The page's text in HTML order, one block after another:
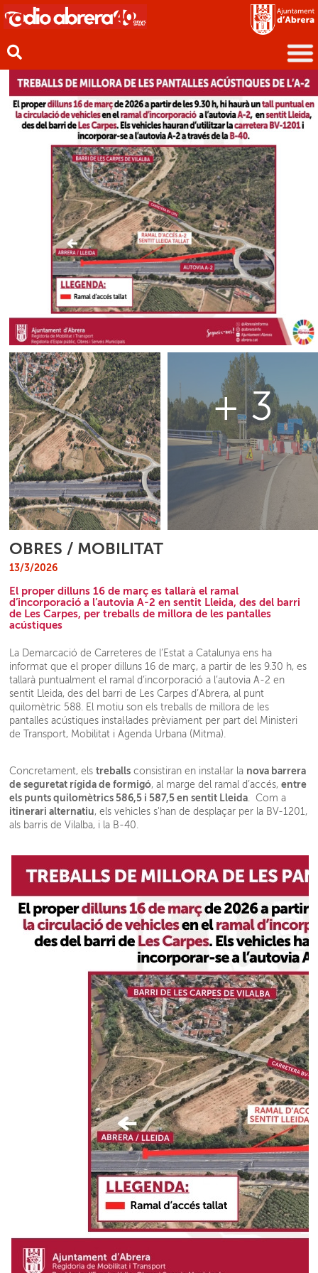
+ 3
OBRES / MOBILITAT
13/3/2026
El proper dilluns 16 de març es tallarà el ramal
d’incorporació a l’autovia A-2 en sentit Lleida, des del barri
de Les Carpes, per treballs de millora de les pantalles
acústiques
La Demarcació de Carreteres de l’Estat a Catalunya ens ha
informat que el proper dilluns 16 de març, a partir de les 9.30 h, es
tallarà puntualment el ramal d’incorporació a l’autovia A-2 en
sentit Lleida, des del barri de Les Carpes d’Abrera, al punt
quilomètric 588. El motiu son els treballs de millora de les
pantalles acústiques instal·lades prèviament per part del Ministeri
de Transport, Mobilitat i Agenda Urbana (Mitma).
Concretament, elstreballs consistiran en instal·lar la nova barrera
de seguretat rígida de formigó,al marge del ramal d’accés,entre
els punts quilomètrics 586,5 i 587,5 en sentit Lleida. Com a
itinerari alternatiu, els vehicles s'han de desplaçar per la BV-1201,
als barris de Vilalba, i la B-40.